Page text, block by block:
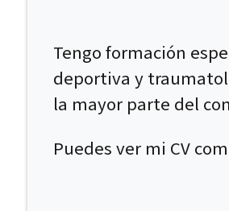
Tengo formación
deportiva y
la mayor parte del
Puedes ver mi CV